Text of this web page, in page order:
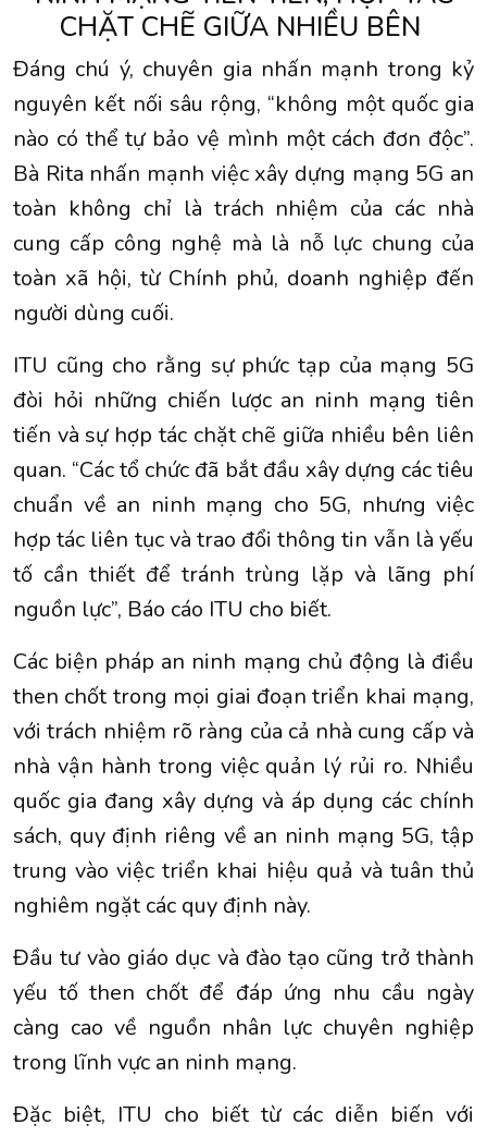
CHẶT CHẼ GIỮA NHIỀU BÊN
Đáng chú ý, chuyên gia nhấn mạnh trong kỷ
nguyên kết nối sâu rộng, “không một quốc gia
nào có thể tự bảo vệ mình một cách đơn độc”.
Bà Rita nhấn mạnh việc xây dựng mạng 5G an
toàn không chỉ là trách nhiệm của các nhà
cung cấp công nghệ mà là nỗ lực chung của
toàn xã hội, từ Chính phủ, doanh nghiệp đến
người dùng cuối.
ITU cũng cho rằng sự phức tạp của mạng 5G
đòi hỏi những chiến lược an ninh mạng tiên
tiến và sự hợp tác chặt chẽ giữa nhiều bên liên
quan. “Các tổ chức đã bắt đầu xây dựng các tiêu
chuẩn về an ninh mạng cho 5G, nhưng việc
hợp tác liên tục và trao đổi thông tin vẫn là yếu
tố cần thiết để tránh trùng lặp và lãng phí
nguồn lực”, Báo cáo ITU cho biết.
Các biện pháp an ninh mạng chủ động là điều
then chốt trong mọi giai đoạn triển khai mạng,
với trách nhiệm rõ ràng của cả nhà cung cấp và
nhà vận hành trong việc quản lý rủi ro. Nhiều
quốc gia đang xây dựng và áp dụng các chính
sách, quy định riêng về an ninh mạng 5G, tập
trung vào việc triển khai hiệu quả và tuân thủ
nghiêm ngặt các quy định này.
Đầu tư vào giáo dục và đào tạo cũng trở thành
yếu tố then chốt để đáp ứng nhu cầu ngày
càng cao về nguồn nhân lực chuyên nghiệp
trong lĩnh vực an ninh mạng.
Đặc biệt, ITU cho biết từ các diễn biến với